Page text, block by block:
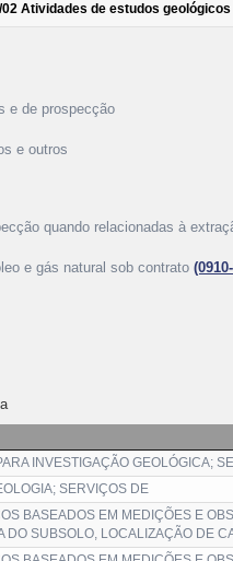
02 Atividades de estudos geológicos
e de prospecção
e outros
quando relacionadas à
e gás natural sob contrato
INVESTIGAÇÃO GEOLÓGICA;
SERVIÇOS DE
BASEADOS EM MEDIÇÕES E
DO SUBSOLO, LOCALIZAÇÃO DE